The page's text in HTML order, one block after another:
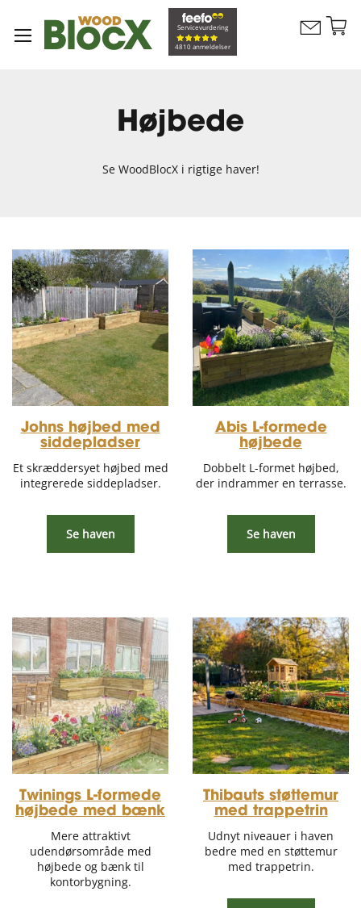
Servicevurdering
4810 anmeldelser
Kontakt
Højbede
Se WoodBlocX i rigtige haver!
Johns højbed med
siddepladser
Et skræddersyet højbed med
integrerede siddepladser.
Se haven
Abis L-formede
højbede
Dobbelt L-formet højbed,
der indrammer en terrasse.
Se haven
Twinings L-formede
højbede med bænk
Mere attraktivt
udendørsområde med
højbede og bænk til
kontorbygning.
Thibauts støttemur
med trappetrin
Udnyt niveauer i haven
bedre med en støttemur
med trappetrin.